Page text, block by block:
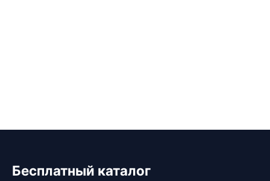
Бесплатный каталог